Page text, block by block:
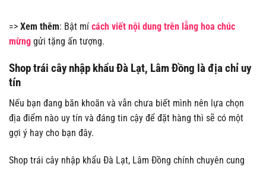
=> Xem thêm: Bật mí cách viết nội dung trên lẵng hoa chúc
mừng gửi tặng ấn tượng.
Shop trái cây nhập khẩu Đà Lạt, Lâm Đồng là địa chỉ uy
tín
Nếu bạn đang băn khoăn và vẫn chưa biết mình nên lựa chọn
địa điểm nào uy tín và đáng tin cậy để đặt hàng thì sẽ có một
gợi ý hay cho bạn đây.
Shop trái cây nhập khẩu Đà Lạt, Lâm Đồng chính chuyên cung